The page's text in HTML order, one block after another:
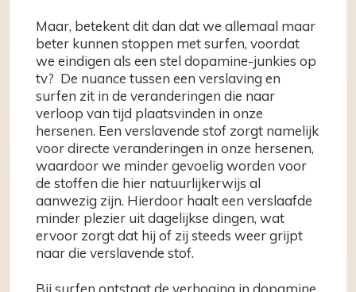
Maar, betekent dit dan dat we allemaal maar
beter kunnen stoppen met surfen, voordat
we eindigen als een stel dopamine-junkies op
tv? De nuance tussen een verslaving en
surfen zit in de veranderingen die naar
verloop van tijd plaatsvinden in onze
hersenen. Een verslavende stof zorgt namelijk
voor directe veranderingen in onze hersenen,
waardoor we minder gevoelig worden voor
de stoffen die hier natuurlijkerwijs al
aanwezig zijn. Hierdoor haalt een verslaafde
minder plezier uit dagelijkse dingen, wat
ervoor zorgt dat hij of zij steeds weer grijpt
naar die verslavende stof.
Bij surfen ontstaat de verhoging in dopamine